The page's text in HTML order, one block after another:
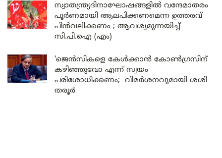
സ്വാതന്ത്ര്യദിനാഘോഷങ്ങളിൽ വന്ദേമാതരം
പൂർണമായി ആലപിക്കണമെന്ന ഉത്തരവ്
പിൻവലിക്കണം ; ആവശ്യമുന്നയിച്ച്
സി.പി.ഐ (എം)
‘ജെൻസികളെ കേൾക്കാൻ കോൺഗ്രസിന്
കഴിഞ്ഞുവോ എന്ന് സ്വയം
പരിശോധിക്കണം; വിമർശനവുമായി ശശി
തരൂർ